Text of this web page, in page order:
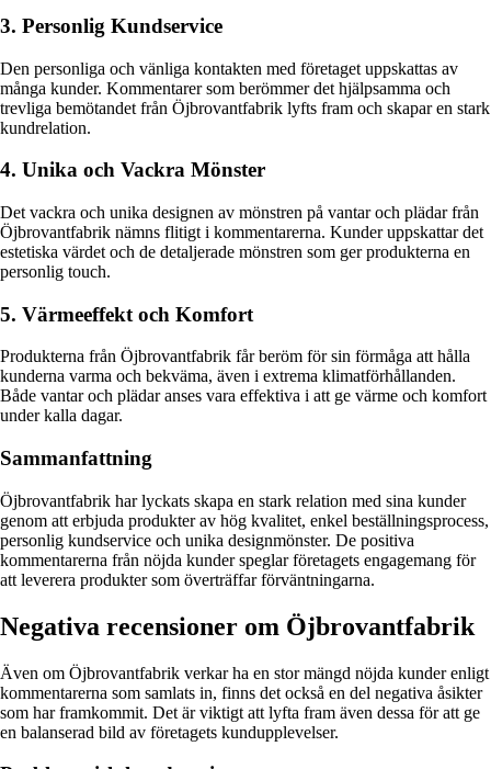
3. Personlig Kundservice
Den personliga och vänliga kontakten med företaget uppskattas av
många kunder. Kommentarer som berömmer det hjälpsamma och
trevliga bemötandet från Öjbrovantfabrik lyfts fram och skapar en stark
kundrelation.
4. Unika och Vackra Mönster
Det vackra och unika designen av mönstren på vantar och plädar från
Öjbrovantfabrik nämns flitigt i kommentarerna. Kunder uppskattar det
estetiska värdet och de detaljerade mönstren som ger produkterna en
personlig touch.
5. Värmeeffekt och Komfort
Produkterna från Öjbrovantfabrik får beröm för sin förmåga att hålla
kunderna varma och bekväma, även i extrema klimatförhållanden.
Både vantar och plädar anses vara effektiva i att ge värme och komfort
under kalla dagar.
Sammanfattning
Öjbrovantfabrik har lyckats skapa en stark relation med sina kunder
genom att erbjuda produkter av hög kvalitet, enkel beställningsprocess,
personlig kundservice och unika designmönster. De positiva
kommentarerna från nöjda kunder speglar företagets engagemang för
att leverera produkter som överträffar förväntningarna.
Negativa recensioner om Öjbrovantfabrik
Även om Öjbrovantfabrik verkar ha en stor mängd nöjda kunder enligt
kommentarerna som samlats in, finns det också en del negativa åsikter
som har framkommit. Det är viktigt att lyfta fram även dessa för att ge
en balanserad bild av företagets kundupplevelser.